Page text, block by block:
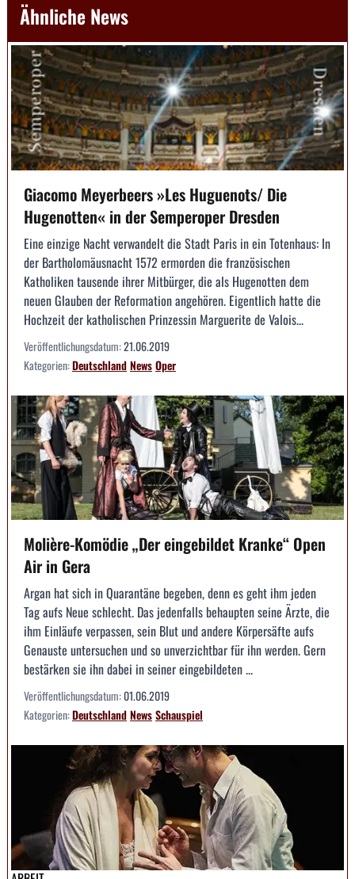
Ähnliche News
Giacomo Meyerbeers »Les Huguenots/ Die
Hugenotten« in der Semperoper Dresden
Eine einzige Nacht verwandelt die Stadt Paris in ein Totenhaus: In
der Bartholomäusnacht 1572 ermorden die französischen
Katholiken tausende ihrer Mitbürger, die als Hugenotten dem
neuen Glauben der Reformation angehören. Eigentlich hatte die
Hochzeit der katholischen Prinzessin Marguerite de Valois...
Veröffentlichungsdatum:21.06.2019
Kategorien:DeutschlandNewsOper
Molière-Komödie „Der eingebildet Kranke“ Open
Air in Gera
Argan hat sich in Quarantäne begeben, denn es geht ihm jeden
Tag aufs Neue schlecht. Das jedenfalls behaupten seine Ärzte, die
ihm Einläufe verpassen, sein Blut und andere Körpersäfte aufs
Genauste untersuchen und so unverzichtbar für ihn werden. Gern
bestärken sie ihn dabei in seiner eingebildeten ...
Veröffentlichungsdatum:01.06.2019
Kategorien:DeutschlandNewsSchauspiel